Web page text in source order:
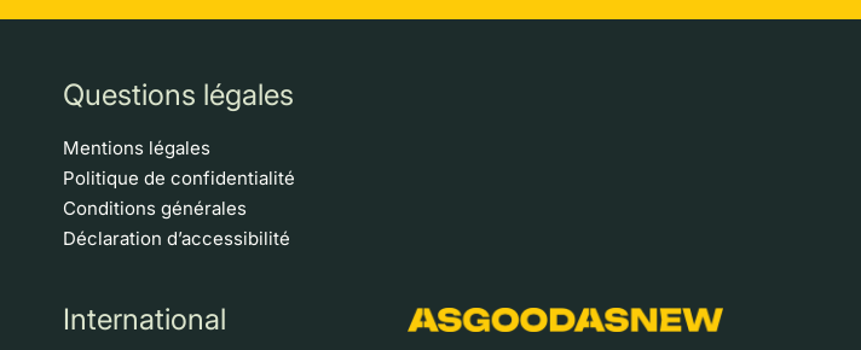
Questions légales
Mentions légales
Politique de confidentialité
Conditions générales
Déclaration d’accessibilité
International